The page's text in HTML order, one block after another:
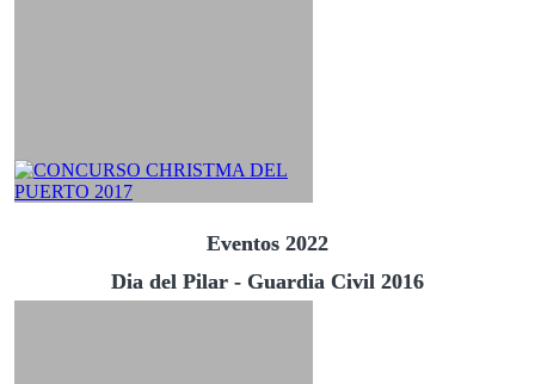
Eventos 2022
Dia del Pilar - Guardia Civil 2016